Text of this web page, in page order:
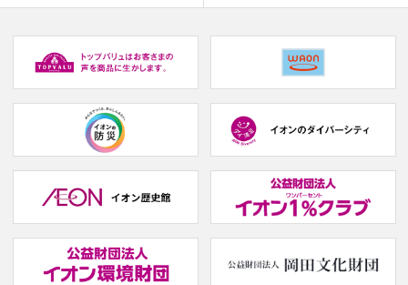
window.)
(new
window.)
window.)